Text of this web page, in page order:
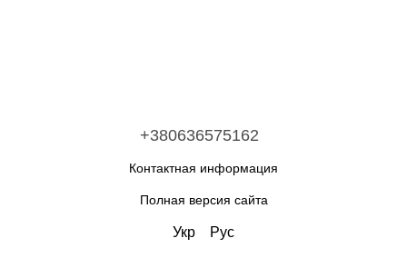
+380636575162
Контактная информация
Полная версия сайта
Укр Рус